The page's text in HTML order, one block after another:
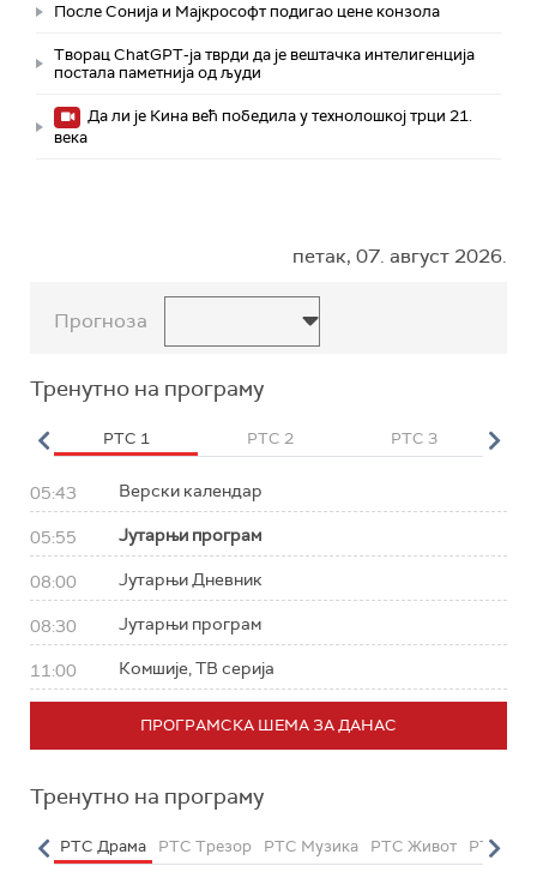
После Сонија и Мајкрософт подигао цене конзола
Творац ChatGPT-ја тврди да је вештачка интелигенција
постала паметнија од људи
Да ли је Кина већ победила у технолошкој трци 21.
века
петак, 07. август 2026.
Прогноза
Тренутно на програму
РТС 1 РТС 2 РТС 3
05:43 Верски календар
05:55 Јутарњи програм
08:00 Јутарњи Дневник
08:30 Јутарњи програм
11:00 Комшије, ТВ серија
ПРОГРАМСКА ШЕМА ЗА ДАНАС
Тренутно на програму
РТС Драма РТС Трезор РТС Музика РТС Живот РТС